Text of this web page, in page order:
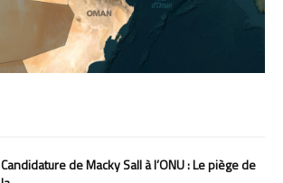
Candidature de Macky Sall à l’ONU : Le piège de